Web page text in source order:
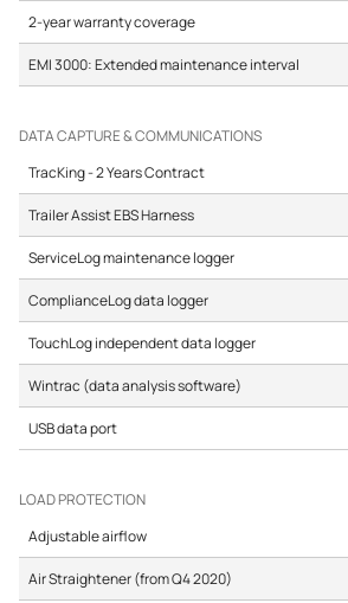
2-year warranty coverage
EMI 3000: Extended maintenance interval
DATA CAPTURE & COMMUNICATIONS
TracKing - 2 Years Contract
Trailer Assist EBS Harness
ServiceLog maintenance logger
ComplianceLog data logger
TouchLog independent data logger
Wintrac (data analysis software)
USB data port
LOAD PROTECTION
Adjustable airflow
Air Straightener (from Q4 2020)